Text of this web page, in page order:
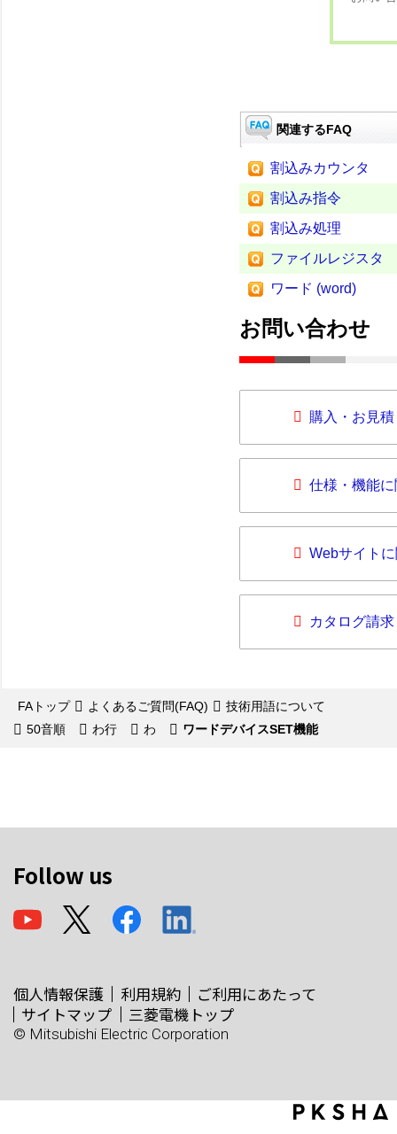
関連するFAQ
割込みカウンタ
割込み指令
割込み処理
ファイルレジスタ
ワード (word)
お問い合わせ
購入・お見
仕様・機能
Webサイト
カタログ請求
FAトップ よくあるご質問(FAQ)
技術用語について
50音順
わ行 わ ワードデバイスSET機能
Follow us
個人情報保護 利用規約
ご利用にあたって
サイトマップ
三菱電機トップ
© Mitsubishi Electric Corporation